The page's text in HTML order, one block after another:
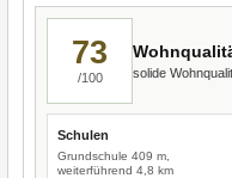
73
/100 solide
Schulen
Grundschule 409 m,
weiterführend 4,8 km